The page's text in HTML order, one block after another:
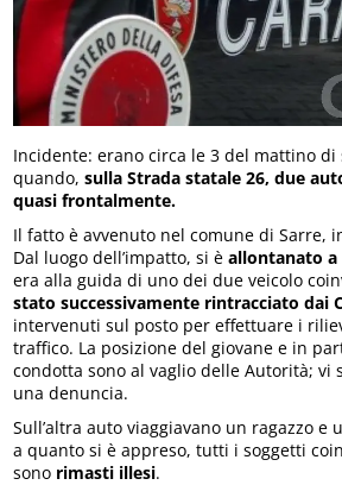
Incidente: erano circa le 3 del mattino di
quando, sulla Strada statale 26, due
quasi frontalmente.
Il fatto è avvenuto nel comune di Sarre,
Dal luogo dell’impatto, si èallontanato a
era alla guida di uno dei due veicolo
stato successivamente rintracciato dai
intervenuti sul posto per effettuare i
traffico. La posizione del giovane e in
condotta sono al vaglio delle Autorità; vi
una denuncia.
Sull’altra auto viaggiavano un ragazzo e
a quanto si è appreso, tutti i soggetti
sono rimasti illesi.